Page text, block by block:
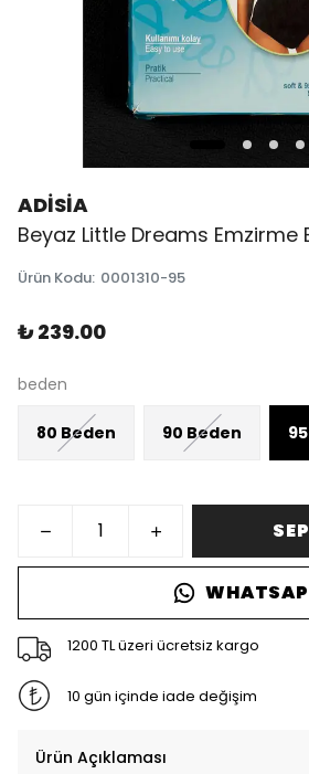
ADİSİA
Beyaz Little Dreams Emzirme
Ürün Kodu: 0001310-95
₺ 239.00
beden
80 Beden 90 Beden
1200 TL üzeri ücretsiz kargo
10 gün içinde iade değişim
Ürün Açıklaması